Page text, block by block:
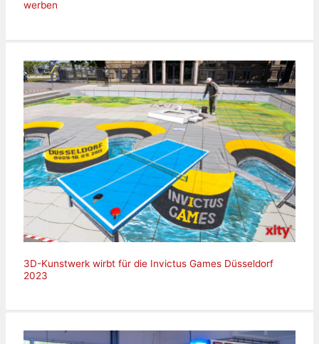
werben
3D-Kunstwerk wirbt für die Invictus Games Düsseldorf
2023